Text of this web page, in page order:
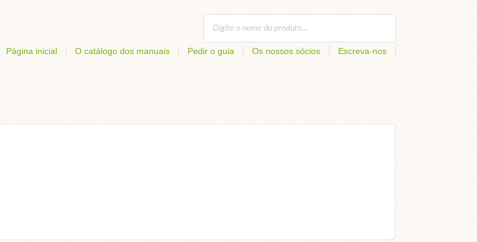
Página inicial O catálogo dos manuais Pedir o guia Os nossos sócios Escreva-nos